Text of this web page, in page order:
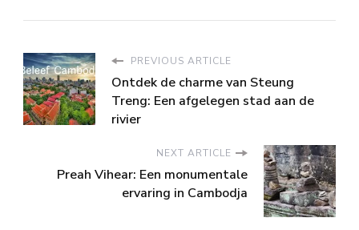
PREVIOUS ARTICLE
Ontdek de charme van Steung
Treng: Een afgelegen stad aan de
rivier
NEXT ARTICLE
Preah Vihear: Een monumentale
ervaring in Cambodja